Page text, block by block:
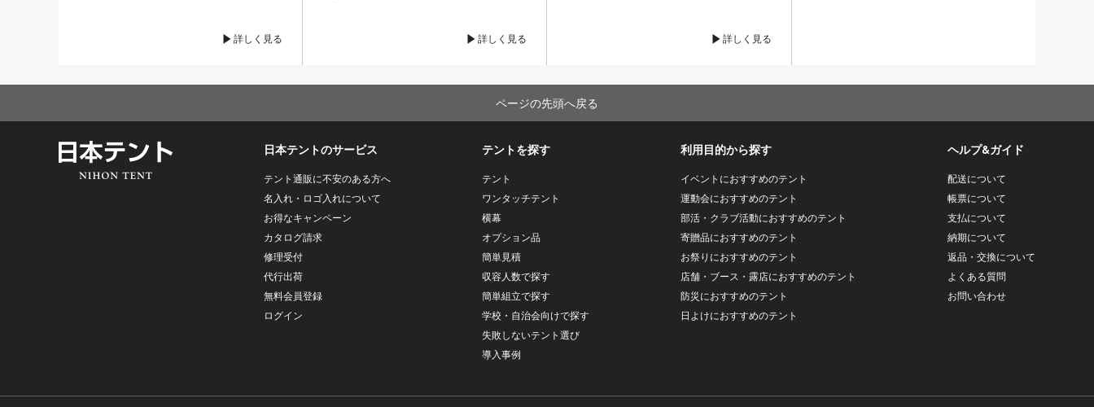
詳しく見る 詳しく見る 詳しく見る
ページの先頭へ戻る
日本テントのサービス
テント通販に不安のある方へ
名入れ・ロゴ入れについて
お得なキャンペーン
カタログ請求
修理受付
代行出荷
無料会員登録
ログイン
テントを探す
テント
ワンタッチテント
横幕
オプション品
簡単見積
収容人数で探す
簡単組立で探す
学校・自治会向けで探す
失敗しないテント選び
導入事例
利用目的から探す
イベントにおすすめのテント
運動会におすすめのテント
部活・クラブ活動におすすめのテント
寄贈品におすすめのテント
お祭りにおすすめのテント
店舗・ブース・露店におすすめのテント
防災におすすめのテント
日よけにおすすめのテント
ヘルプ&ガイド
配送について
帳票について
支払について
納期について
返品・交換について
よくある質問
お問い合わせ